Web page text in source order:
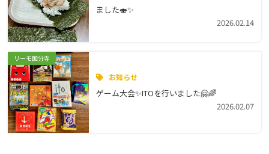
ました🍣✨
2026.02.14
リーモ国分寺
お知らせ
ゲーム大会✨ITOを行いました🤗🌈
2026.02.07